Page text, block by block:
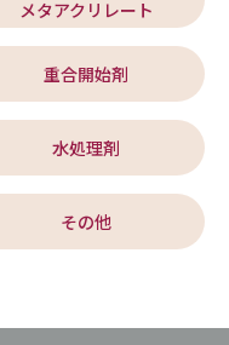
メタアクリレート
重合開始剤
水処理剤
その他